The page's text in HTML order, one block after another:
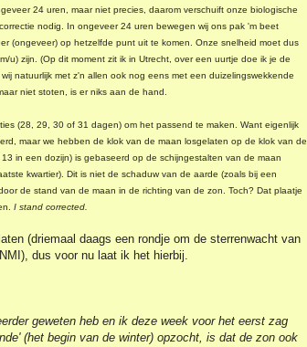
24 uren, maar niet precies, daarom verschuift onze biologische
nodig. In ongeveer 24 uren bewegen wij ons pak 'm beet
(ongeveer) op hetzelfde punt uit te komen. Onze snelheid moet dus
u) zijn. (Op dit moment zit ik in Utrecht, over een uurtje doe ik je de
natuurlijk met z'n allen ook nog eens met een duizelingswekkende
niet stoten, is er niks aan de hand.
(28, 29, 30 of 31 dagen) om het passend te maken. Want eigenlijk
maar we hebben de klok van de maan losgelaten op de klok van de
in een dozijn) is gebaseerd op de schijngestalten van de maan
kwartier). Dit is niet de schaduw van de aarde (zoals bij een
de stand van de maan in de richting van de zon. Toch? Dat plaatje
I stand corrected.
(driemaal daags een rondje om de sterrenwacht van
dus voor nu laat ik het hierbij.
geweten heb en ik deze week voor het eerst zag
(het begin van de winter) opzocht, is dat de zon ook